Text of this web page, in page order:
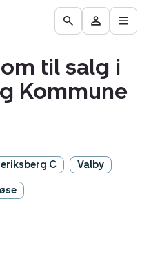
Ejendomme
til
Find
mægler
Få
vurderet
ejendom
Go
to
the
Search
page
Besøg
Mit
område
Åbn
til salg i
Kommune
C Valby